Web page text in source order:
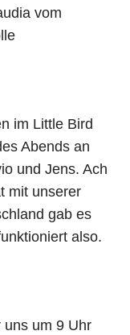
vom
im Little Bird
Abends an
und Jens. Ach
mit unserer
gab es
also.
uns um 9 Uhr